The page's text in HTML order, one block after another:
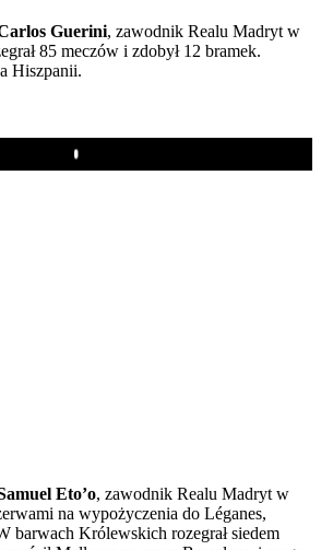
Guerini, zawodnik Realu Madryt w
85 meczów i zdobył 12 bramek.
Hiszpanii.
Play
Eto’o, zawodnik Realu Madryt w
na wypożyczenia do Léganes,
barwach Królewskich rozegrał siedem